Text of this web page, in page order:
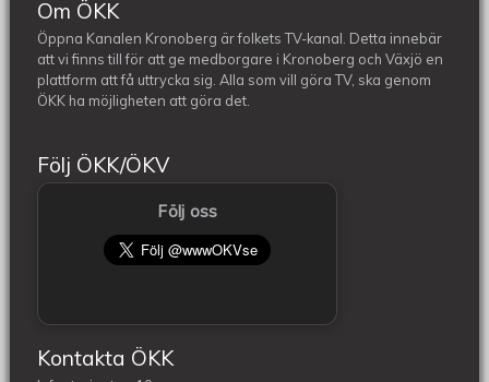
Om ÖKK
Öppna Kanalen Kronoberg är folkets TV-kanal. Detta innebär
att vi finns till för att ge medborgare i Kronoberg och Växjö en
plattform att få uttrycka sig. Alla som vill göra TV, ska genom
ÖKK ha möjligheten att göra det.
Följ ÖKK/ÖKV
Följ oss
Kontakta ÖKK